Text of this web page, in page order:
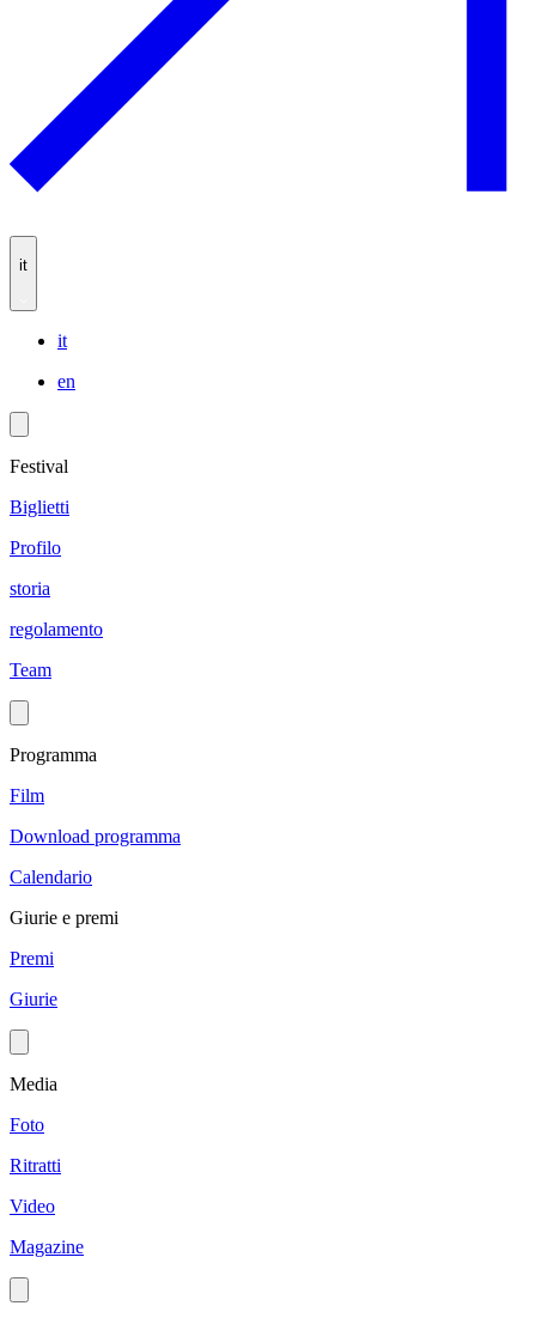
it
it
en
Festival
Biglietti
Profilo
storia
regolamento
Team
Programma
Film
Download programma
Calendario
Giurie e premi
Premi
Giurie
Media
Foto
Ritratti
Video
Magazine